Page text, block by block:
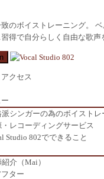
致のボイストレーニング。
得で自分らしく自由な歌声
クセス
派シンガーの為のボイストレ
・レコーディングサービス
Studio 802でできること
介（Mai）
ター